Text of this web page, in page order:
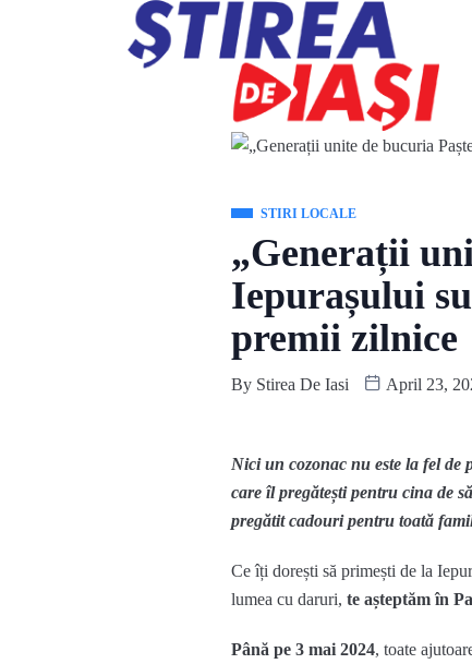
STIRI LOCALE
„Generații
Iepurașului
premii zilnice
By Stirea De Iasi April 23,
Nici un cozonac nu este la fel de
care îl pregătești pentru cina de
pregătit cadouri pentru toată
Ce îți dorești să primești de la
lumea cu daruri, te așteptăm în
Până pe 3 mai 2024, toate